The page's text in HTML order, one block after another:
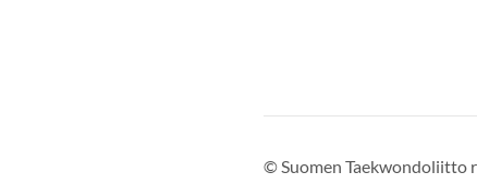
©Suomen Taekwondoliitto